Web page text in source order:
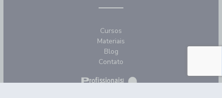
Cursos
Materiais
Blog
Contato